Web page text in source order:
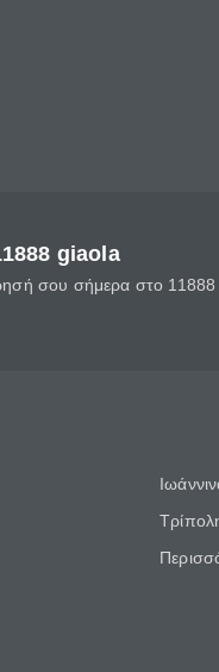
giaola
σου σήμερα στο